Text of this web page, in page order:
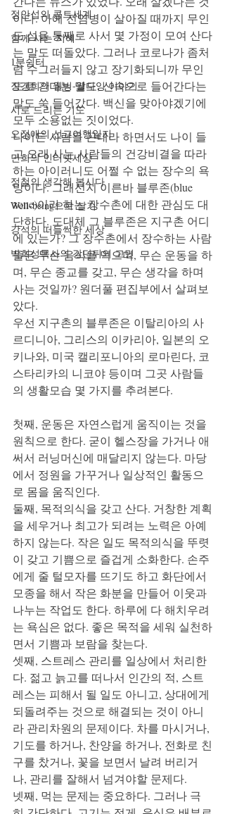
정안섭의 콩트세계
함께 사는 지혜
1분쉼터
장경희의 웰빙-웰다잉 이야기
시로 드리는 기도
오정애의 선교여행일지
민희의 인터넷세상
정철의 생각해 봅시다
Well-being으로 살기
강석의 떠들썩한 세상
박희성목사의 강단뒤의 고민
이다. 아예 전염병이 살아질 때까지 무인
도 섬을 통째로 사서 몇 가정이 모여 산다
는 말도 떠돌았다. 그러나 코로나가 좀처
럼 수그러들지 않고 장기화되니까 무인
도로 간다는 말도, 산속으로 들어간다는
말도 쑥 들어갔다. 백신을 맞아야겠기에
모두 소용없는 짓이었다.
나이든 사람을 꼰대라 하면서도 나이 들
고 오래 사는 사람들의 건강비결을 따라
하는 아이러니도 어쩔 수 없는 장수의 욕
망이다. 그래선지 이른바 블루존(blue
zone)이라 하는 장수촌에 대한 관심도 대
단하다. 도대체 그 블루존은 지구촌 어디
에 있는가? 그 장수촌에서 장수하는 사람
들은 무슨 음식을 먹으며, 무슨 운동을 하
며, 무슨 종교를 갖고, 무슨 생각을 하며
사는 것일까? 원더풀 편집부에서 살펴보
았다.
우선 지구촌의 블루존은 이탈리아의 사
르디니아, 그리스의 이카리아, 일본의 오
키나와, 미국 캘리포니아의 로마린다, 코
스타리카의 니코야 등이며 그곳 사람들
의 생활모습 몇 가지를 추려본다.
첫째, 운동은 자연스럽게 움직이는 것을
원칙으로 한다. 굳이 헬스장을 가거나 애
써서 러닝머신에 매달리지 않는다. 마당
에서 정원을 가꾸거나 일상적인 활동으
로 몸을 움직인다.
둘째, 목적의식을 갖고 산다. 거창한 계획
을 세우거나 최고가 되려는 노력은 아예
하지 않는다. 작은 일도 목적의식을 뚜렷
이 갖고 기쁨으로 즐겁게 소화한다. 손주
에게 줄 털모자를 뜨기도 하고 화단에서
모종을 해서 작은 화분을 만들어 이웃과
나누는 작업도 한다. 하루에 다 해치우려
는 욕심은 없다. 좋은 목적을 세워 실천하
면서 기쁨과 보람을 찾는다.
셋째, 스트레스 관리를 일상에서 처리한
다. 젊고 늙고를 떠나서 인간의 적, 스트
레스는 피해서 될 일도 아니고, 상대에게
되돌려주는 것으로 해결되는 것이 아니
라 관리차원의 문제이다. 차를 마시거나,
기도를 하거나, 찬양을 하거나, 전화로 친
구를 찼거나, 꽃을 보면서 날려 버리거
나, 관리를 잘해서 넘겨야할 문제다.
넷째, 먹는 문제는 중요하다. 그러나 극